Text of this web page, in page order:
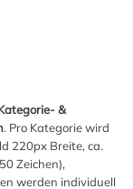
&
. Pro Kategorie wird
220px Breite, ca.
Zeichen),
werden individuell